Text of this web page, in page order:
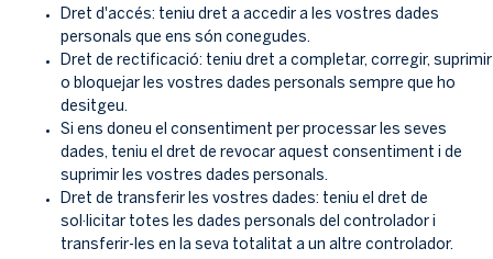
Dret d'accés: teniu dret a accedir a les vostres dades
personals que ens són conegudes.
Dret de rectificació: teniu dret a completar, corregir, suprimir
o bloquejar les vostres dades personals sempre que ho
desitgeu.
Si ens doneu el consentiment per processar les seves
dades, teniu el dret de revocar aquest consentiment i de
suprimir les vostres dades personals.
Dret de transferir les vostres dades: teniu el dret de
sol·licitar totes les dades personals del controlador i
transferir-les en la seva totalitat a un altre controlador.